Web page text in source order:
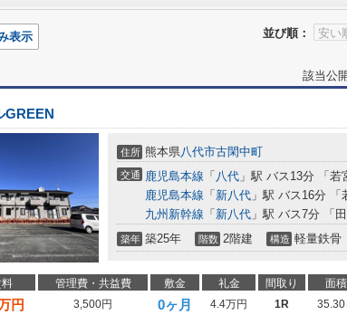
並び順：
表示
該当公
GREEN
住所 熊本県八代市古閑中町
交通 鹿児島本線 「 八代 」駅 バス13分 「
鹿児島本線 「 新八代 」駅 バス16分
九州新幹線 「 新八代 」駅 バス7分 「
築年 築25年 階数 2階建 構造 軽量鉄骨
管理費・共益費 敷金 礼金 間取り 面積
円 3,500円 0ヶ月 4.4万円 1R 35.30